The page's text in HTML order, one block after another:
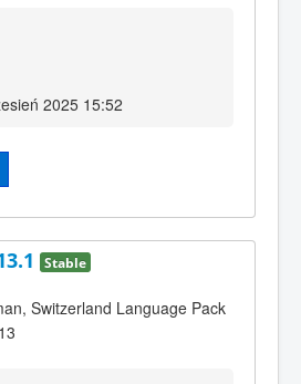
2025 15:52
Stable
Switzerland Language Pack